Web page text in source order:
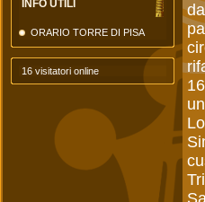
INFO UTILI
ORARIO TORRE DI PISA
16 visitatori online